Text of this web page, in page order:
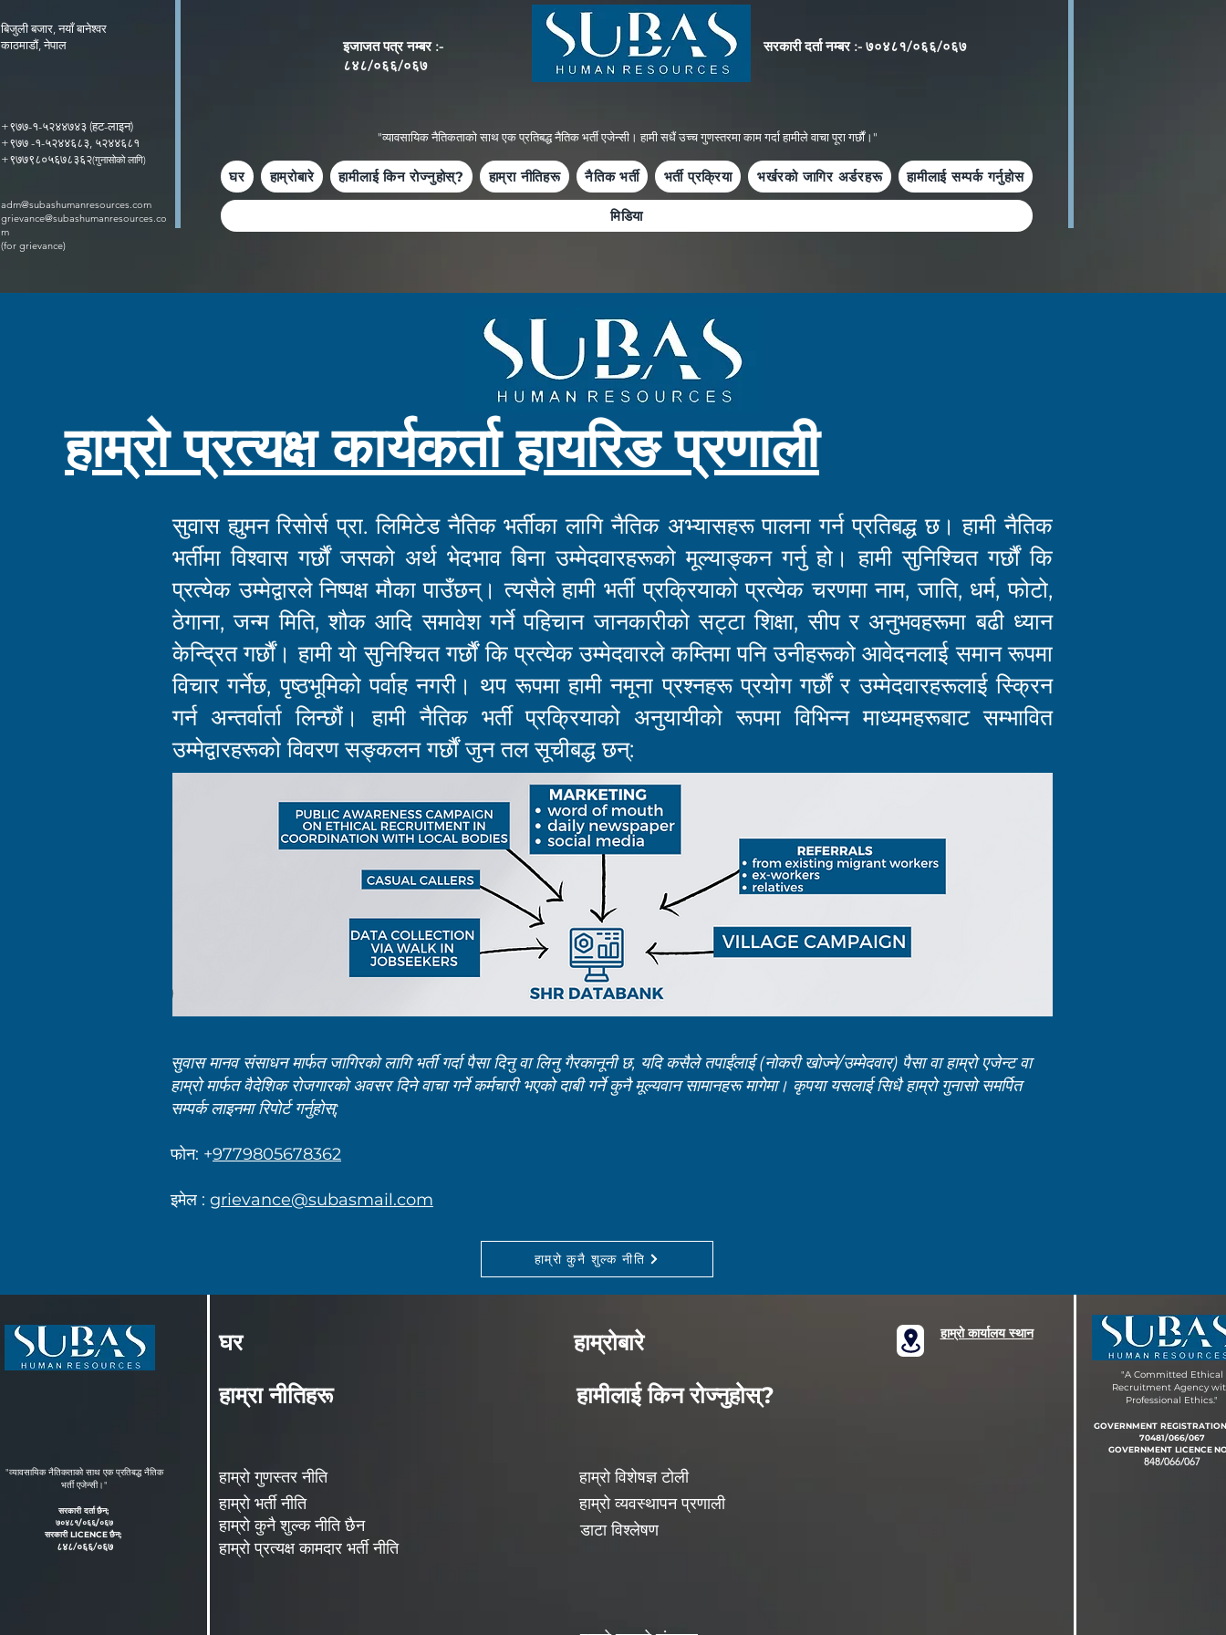
बिजुली बजार, नयाँ बानेश्वर
काठमाडौं, नेपाल
+९७७-१-५२४४७४३ (हट-लाइन)
+९७७ -१-५२४४६८३, ५२४४६८१
+९७७९८०५६७८३६२(गुनासोको लागि)
adm@subashumanresources.com
grievance@subashumanresources.co
m
(for grievance)
इजाजत पत्र नम्बर :-
८४८/०६६/०६७
सरकारी दर्ता नम्बर :- ७०४८१/०६६/०६७
"व्यावसायिक नैतिकताको साथ एक प्रतिबद्ध नैतिक भर्ती एजेन्सी। हामी सधैं उच्च गुणस्तरमा काम गर्दा हामीले वाचा पूरा गर्छौं।"
घर हाम्रोबारे हामीलाई किन रोज्नुहोस्? हाम्रा नीतिहरू नैतिक भर्ती भर्ती प्रक्रिया भर्खरको जागिर अर्डरहरू हामीलाई सम्पर्क गर्नुहोस
मिडिया
हाम्रो प्रत्यक्ष कार्यकर्ता हायरिङ प्रणाली
सुवास ह्युमन रिसोर्स प्रा. लिमिटेड नैतिक भर्तीका लागि नैतिक अभ्यासहरू पालना गर्न प्रतिबद्ध छ। हामी नैतिक
भर्तीमा विश्वास गर्छौं जसको अर्थ भेदभाव बिना उम्मेदवारहरूको मूल्याङ्कन गर्नु हो। हामी सुनिश्चित गर्छौं कि
प्रत्येक उम्मेद्वारले निष्पक्ष मौका पाउँछन्। त्यसैले हामी भर्ती प्रक्रियाको प्रत्येक चरणमा नाम, जाति, धर्म, फोटो,
ठेगाना, जन्म मिति, शौक आदि समावेश गर्ने पहिचान जानकारीको सट्टा शिक्षा, सीप र अनुभवहरूमा बढी ध्यान
केन्द्रित गर्छौं। हामी यो सुनिश्चित गर्छौं कि प्रत्येक उम्मेदवारले कम्तिमा पनि उनीहरूको आवेदनलाई समान रूपमा
विचार गर्नेछ, पृष्ठभूमिको पर्वाह नगरी। थप रूपमा हामी नमूना प्रश्नहरू प्रयोग गर्छौं र उम्मेदवारहरूलाई स्क्रिन
गर्न अन्तर्वार्ता लिन्छौं। हामी नैतिक भर्ती प्रक्रियाको अनुयायीको रूपमा विभिन्न माध्यमहरूबाट सम्भावित
उम्मेद्वारहरूको विवरण सङ्कलन गर्छौं जुन तल सूचीबद्ध छन्:
सुवास मानव संसाधन मार्फत जागिरको लागि भर्ती गर्दा पैसा दिनु वा लिनु गैरकानूनी छ, यदि कसैले तपाईंलाई (नोकरी खोज्ने/उम्मेदवार) पैसा वा हाम्रो एजेन्ट वा
हाम्रो मार्फत वैदेशिक रोजगारको अवसर दिने वाचा गर्ने कर्मचारी भएको दाबी गर्ने कुनै मूल्यवान सामानहरू मागेमा। कृपया यसलाई सिधै हाम्रो गुनासो समर्पित
सम्पर्क लाइनमा रिपोर्ट गर्नुहोस्;
फोन: +9779805678362
इमेल : grievance@subasmail.com
हाम्रो कुनै शुल्क नीति
"व्यावसायिक नैतिकताको साथ एक प्रतिबद्ध नैतिक
भर्ती एजेन्सी।"
सरकारी दर्ता छैन;
७०४८१/०६६/०६७
सरकारी LICENCEछैन;
८४८/०६६/०६७
घर
हाम्रा नीतिहरू
हाम्रो गुणस्तर नीति
हाम्रो भर्ती नीति
हाम्रो कुनै शुल्क नीति छैन
हाम्रो प्रत्यक्ष कामदार भर्ती नीति
हाम्रोबारे हाम्रो कार्यालय स्थान
हामीलाई किन रोज्नुहोस्?
हाम्रो विशेषज्ञ टोली
हाम्रो व्यवस्थापन प्रणाली
डाटा विश्लेषण
"A Committed Ethical
Recruitment Agency
Professional Ethics."
GOVERNMENT REGISTRATION
70481/066/067
GOVERNMENT LICENCE
848/066/067